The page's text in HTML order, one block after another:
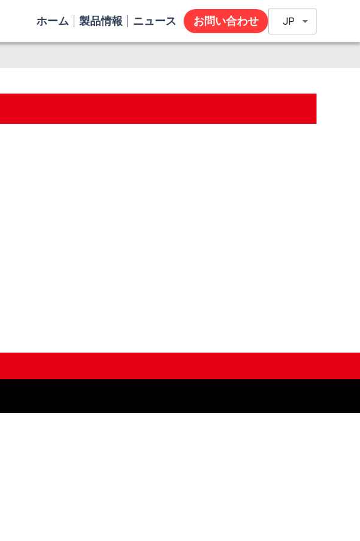
ホーム 製品情報 ニュース お問い合わせ JP